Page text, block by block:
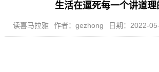
生活在逼死每一个讲道理
读喜马拉雅 作者：gezhong 日期：2022-